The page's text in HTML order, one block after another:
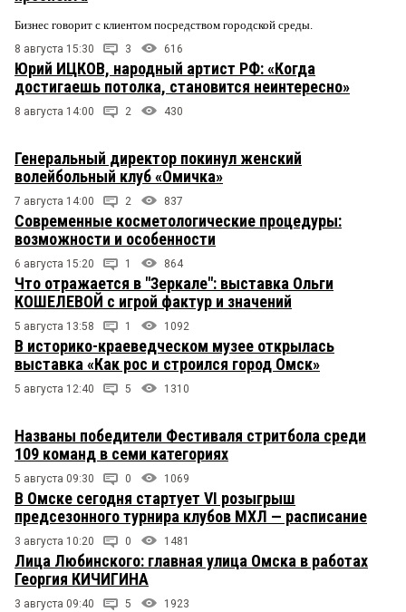
Бизнес говорит с клиентом посредством городской среды.
8 августа 15:30 3 616
Юрий ИЦКОВ, народный артист РФ: «Когда
достигаешь потолка, становится неинтересно»
8 августа 14:00 2 430
Генеральный директор покинул женский
волейбольный клуб «Омичка»
7 августа 14:00 2 837
Современные косметологические процедуры:
возможности и особенности
6 августа 15:20 1 864
Что отражается в "Зеркале": выставка Ольги
КОШЕЛЕВОЙ с игрой фактур и значений
5 августа 13:58 1 1092
В историко-краеведческом музее открылась
выставка «Как рос и строился город Омск»
5 августа 12:40 5 1310
Названы победители Фестиваля стритбола среди
109 команд в семи категориях
5 августа 09:30 0 1069
В Омске сегодня стартует VI розыгрыш
предсезонного турнира клубов МХЛ — расписание
3 августа 10:20 0 1481
Лица Любинского: главная улица Омска в работах
Георгия КИЧИГИНА
3 августа 09:40 5 1923